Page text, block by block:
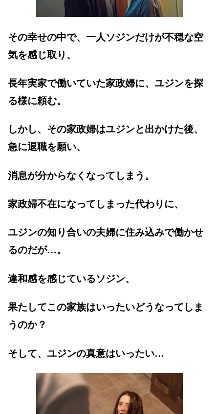
その幸せの中で、一人ソジンだけが不穏な空
気を感じ取り、
長年実家で働いていた家政婦に、ユジンを探
る様に頼む。
しかし、その家政婦はユジンと出かけた後、
急に退職を願い、
消息が分からなくなってしまう。
家政婦不在になってしまった代わりに、
ユジンの知り合いの夫婦に住み込みで働かせ
るのだが…。
違和感を感じているソジン、
果たしてこの家族はいったいどうなってしま
うのか？
そして、ユジンの真意はいったい…